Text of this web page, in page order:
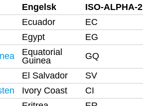
Engelsk ISO-ALPHA-2
Ecuador EC
Egypt EG
Equatorial
Guinea
GQ
El Salvador SV
Ivory Coast CI